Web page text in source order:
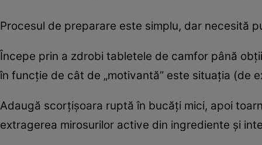
Procesul de preparare este simplu, dar necesită
Începe prin a zdrobi tabletele de camfor până
în funcție de cât de „motivantă” este situația (de
Adaugă scorțișoara ruptă în bucăți mici, apoi
extragerea mirosurilor active din ingrediente și